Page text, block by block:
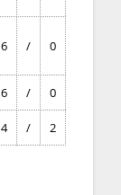
6 / 0
6 / 0
4 / 2